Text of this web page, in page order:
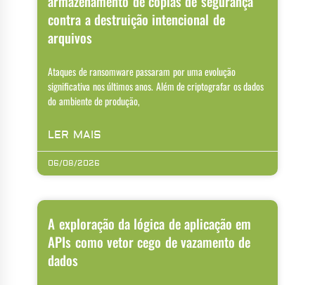
contra a destruição intencional de
arquivos
Ataques de ransomware passaram por uma evolução
significativa nos últimos anos. Além de criptografar os dados
do ambiente de produção,
LER MAIS
06/08/2026
A exploração da lógica de aplicação em
APIs como vetor cego de vazamento de
dados